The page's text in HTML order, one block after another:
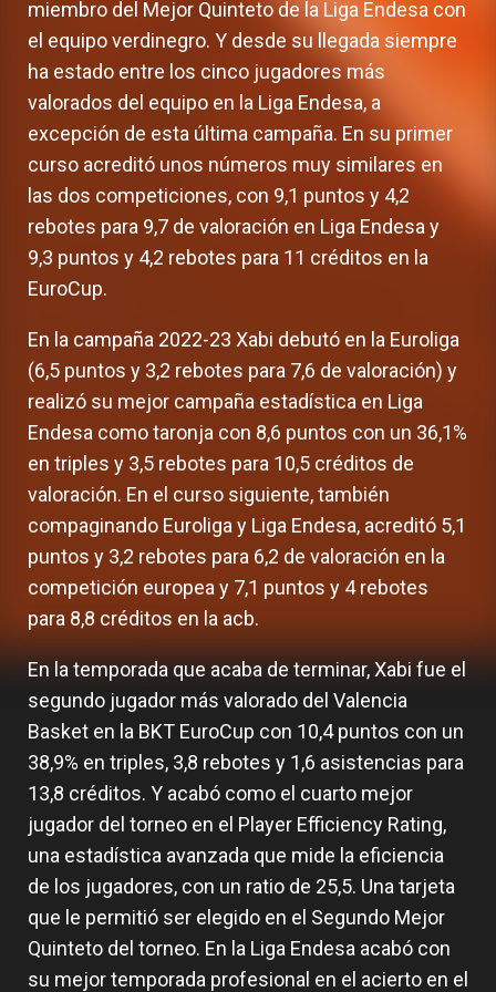
miembro del Mejor Quinteto de la Liga Endesa con
el equipo verdinegro. Y desde su llegada siempre
ha estado entre los cinco jugadores más
valorados del equipo en la Liga Endesa, a
excepción de esta última campaña. En su primer
curso acreditó unos números muy similares en
las dos competiciones, con 9,1 puntos y 4,2
rebotes para 9,7 de valoración en Liga Endesa y
9,3 puntos y 4,2 rebotes para 11 créditos en la
EuroCup.
En la campaña 2022-23 Xabi debutó en la Euroliga
(6,5 puntos y 3,2 rebotes para 7,6 de valoración) y
realizó su mejor campaña estadística en Liga
Endesa como taronja con 8,6 puntos con un 36,1%
en triples y 3,5 rebotes para 10,5 créditos de
valoración. En el curso siguiente, también
compaginando Euroliga y Liga Endesa, acreditó 5,1
puntos y 3,2 rebotes para 6,2 de valoración en la
competición europea y 7,1 puntos y 4 rebotes
para 8,8 créditos en la acb.
En la temporada que acaba de terminar, Xabi fue el
segundo jugador más valorado del Valencia
Basket en la BKT EuroCup con 10,4 puntos con un
38,9% en triples, 3,8 rebotes y 1,6 asistencias para
13,8 créditos. Y acabó como el cuarto mejor
jugador del torneo en el Player Efficiency Rating,
una estadística avanzada que mide la eficiencia
de los jugadores, con un ratio de 25,5. Una tarjeta
que le permitió ser elegido en el Segundo Mejor
Quinteto del torneo. En la Liga Endesa acabó con
su mejor temporada profesional en el acierto en el